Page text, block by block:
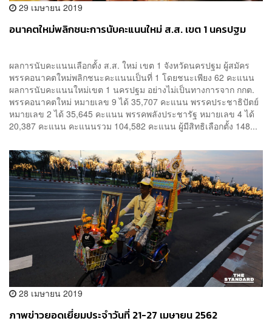
29 เมษายน 2019
อนาคตใหม่พลิกชนะการนับคะแนนใหม่ ส.ส. เขต 1 นครปฐม
ผลการนับคะแนนเลือกตั้ง ส.ส. ใหม่ เขต 1 จังหวัดนครปฐม ผู้สมัคร
พรรคอนาคตใหม่พลิกชนะคะแนนเป็นที่ 1 โดยชนะเพียง 62 คะแนน
ผลการนับคะแนนใหม่เขต 1 นครปฐม อย่างไม่เป็นทางการจาก กกต.
พรรคอนาคตใหม่ หมายเลข 9 ได้ 35,707 คะแนน พรรคประชาธิปัตย์
หมายเลข 2 ได้ 35,645 คะแนน พรรคพลังประชารัฐ หมายเลข 4 ได้
20,387 คะแนน คะแนนรวม 104,582 คะแนน ผู้มีสิทธิเลือกตั้ง 148...
28 เมษายน 2019
ภาพข่าวยอดเยี่ยมประจำวันที่ 21-27 เมษายน 2562